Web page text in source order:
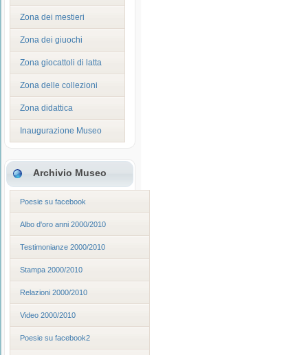
Zona dei mestieri
Zona dei giuochi
Zona giocattoli di latta
Zona delle collezioni
Zona didattica
Inaugurazione Museo
Archivio Museo
Poesie su facebook
Albo d'oro anni 2000/2010
Testimonianze 2000/2010
Stampa 2000/2010
Relazioni 2000/2010
Video 2000/2010
Poesie su facebook2